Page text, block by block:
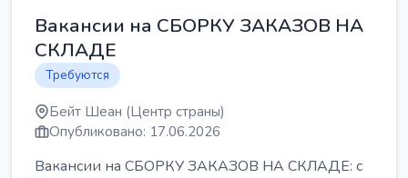
Вакансии на СБОРКУ ЗАКАЗОВ НА
СКЛАДЕ
Требуются
Бейт Шеан (Центр страны)
Опубликовано: 17.06.2026
Вакансии на СБОРКУ ЗАКАЗОВ НА СКЛАДЕ: с